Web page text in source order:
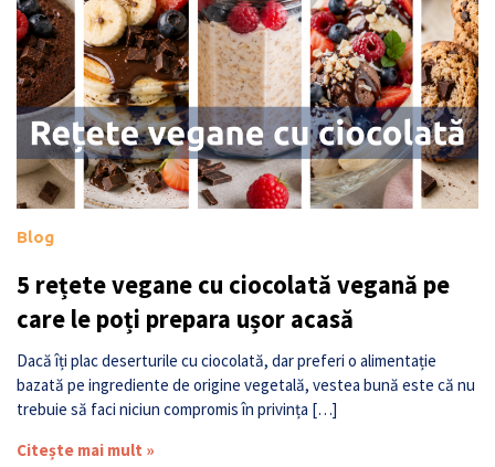
Blog
5 rețete vegane cu ciocolată vegană pe
care le poți prepara ușor acasă
Dacă îți plac deserturile cu ciocolată, dar preferi o alimentație
bazată pe ingrediente de origine vegetală, vestea bună este că nu
trebuie să faci niciun compromis în privința […]
Citește mai mult »